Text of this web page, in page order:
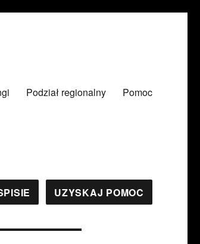
Podział regionalny Pomoc
UZYSKAJ POMOC